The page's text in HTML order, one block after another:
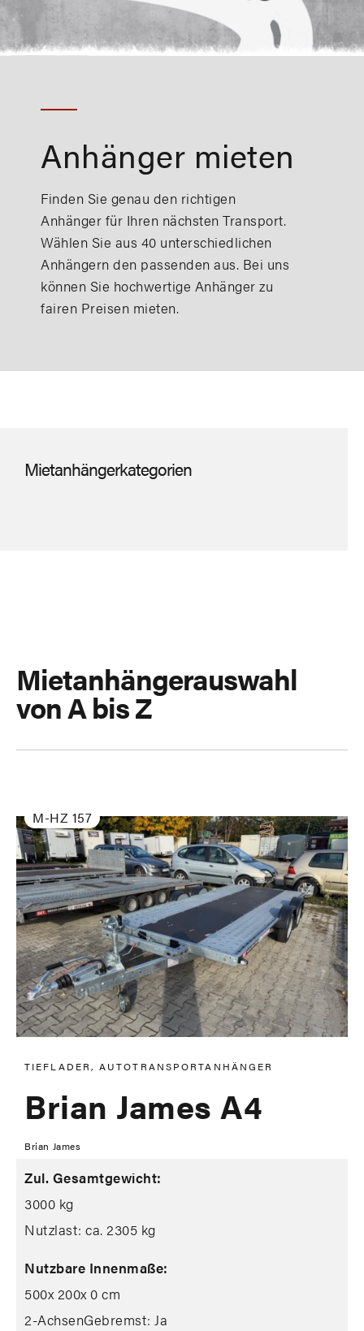
Anhänger mieten
Finden Sie genau den richtigen
Anhänger für Ihren nächsten Transport.
Wählen Sie aus 40 unterschiedlichen
Anhängern den passenden aus. Bei uns
können Sie hochwertige Anhänger zu
fairen Preisen mieten.
Mietanhängerkategorien
Mietanhängerauswahl
von A bis Z
M-HZ 157
TIEFLADER, AUTOTRANSPORTANHÄNGER
Brian James A4
Brian James
Zul. Gesamtgewicht:
3000 kg
Nutzlast: ca. 2305 kg
Nutzbare Innenmaße:
500x 200x 0 cm
2-AchsenGebremst: Ja